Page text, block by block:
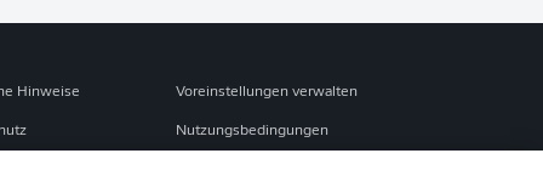
Hinweise Voreinstellungen verwalten
Nutzungsbedingungen